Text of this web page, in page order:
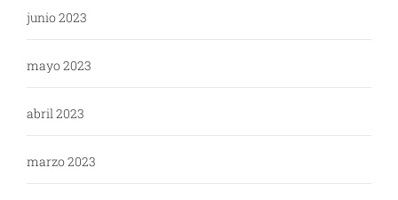
junio 2023
mayo 2023
abril 2023
marzo 2023